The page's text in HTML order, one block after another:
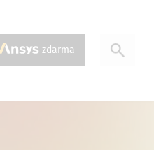
zdarma